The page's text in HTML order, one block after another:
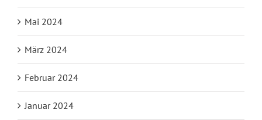
Mai 2024
März 2024
Februar 2024
Januar 2024